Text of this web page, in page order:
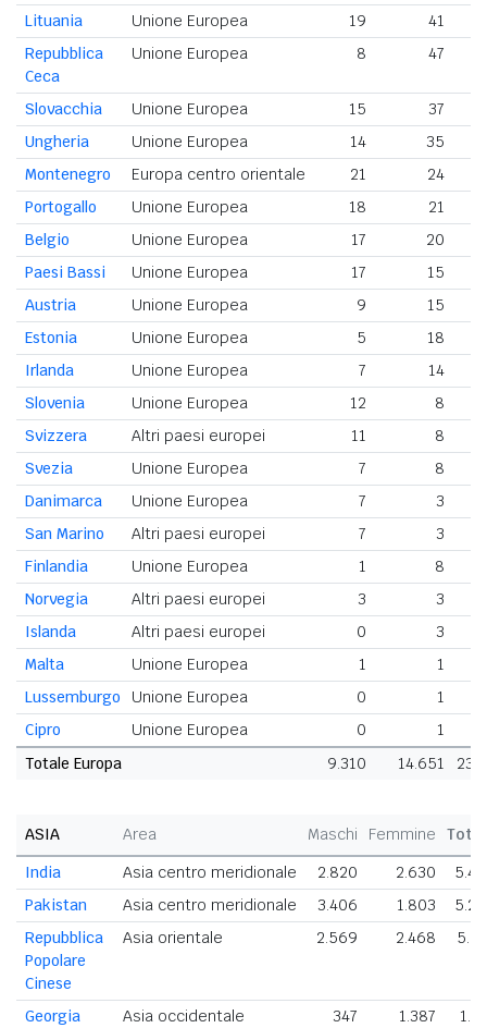
Lituania Unione Europea 19 41
Repubblica
Ceca
Unione Europea 8 47
Slovacchia Unione Europea 15 37
Ungheria
Unione Europea 14 35
Montenegro
Europa centro orientale 21 24
Portogallo
Unione Europea 18 21
Belgio
Unione Europea 17
20
Paesi Bassi
Unione Europea 17
15
Austria
Unione Europea 9
15
Estonia
Unione Europea 5
18
Irlanda
Unione Europea 7
14
Slovenia
Unione Europea 12 8
Svizzera
Altri paesi europei 11
8
Svezia
Unione Europea 7
8
Danimarca
Unione Europea 7
3
San Marino
Altri paesi europei 7
3
Finlandia
Unione Europea 1
8
Norvegia
Altri paesi europei 3
3
Islanda
Altri paesi europei 0
3
Malta
Unione Europea 1
1
Lussemburgo
Unione Europea 0
1
Cipro
Unione Europea 0
1
Totale Europa
9.310 14.651
ASIA Area Maschi Femmine
India
Asia centro meridionale 2.820 2.630
Pakistan
Asia centro meridionale 3.406 1.803
Repubblica
Popolare
Cinese
Asia orientale 2.569 2.468
Georgia Asia occidentale 347 1.387